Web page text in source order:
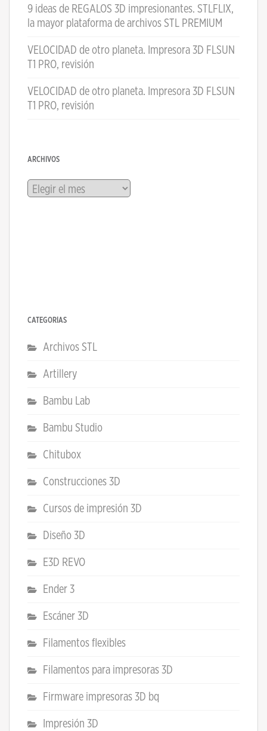
9 ideas de REGALOS 3D impresionantes. STLFLIX,
la mayor plataforma de archivos STL PREMIUM
VELOCIDAD de otro planeta. Impresora 3D FLSUN
T1 PRO, revisión
VELOCIDAD de otro planeta. Impresora 3D FLSUN
T1 PRO, revisión
ARCHIVOS
Archivos
CATEGORÍAS
Archivos STL
Artillery
Bambu Lab
Bambu Studio
Chitubox
Construcciones 3D
Cursos de impresión 3D
Diseño 3D
E3D REVO
Ender 3
Escáner 3D
Filamentos flexibles
Filamentos para impresoras 3D
Firmware impresoras 3D bq
Impresión 3D